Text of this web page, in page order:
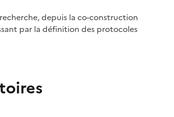
depuis la co-construction
par la définition des protocoles